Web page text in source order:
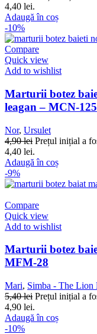
4,40 lei.
Adaugă în coș
-10%
Compare
Quick view
Add to wishlist
Marturii botez
leagan – MCN-125
Nor, Ursulet
4,90lei Prețul inițial a
4,40 lei.
Adaugă în coș
-9%
Compare
Quick view
Add to wishlist
Marturii botez
MFM-28
Mari, Simba - The Lion
5,40lei Prețul inițial a
4,90 lei.
Adaugă în coș
-10%